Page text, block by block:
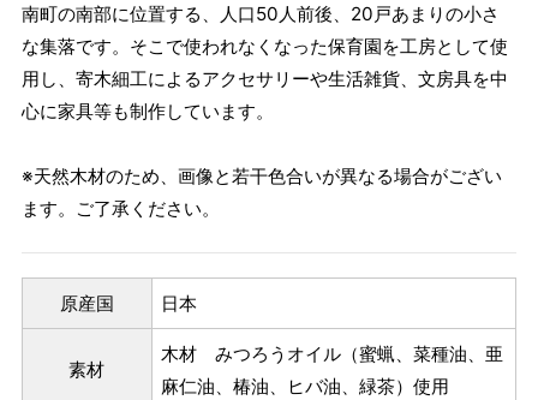
南町の南部に位置する、人口50人前後、20戸あまりの小さ
な集落です。そこで使われなくなった保育園を工房として使
用し、寄木細工によるアクセサリーや生活雑貨、文房具を中
心に家具等も制作しています。
※天然木材のため、画像と若干色合いが異なる場合がござい
ます。ご了承ください。
原産国 日本
素材
木材 みつろうオイル（蜜蝋、菜種油、亜
麻仁油、椿油、ヒバ油、緑茶）使用